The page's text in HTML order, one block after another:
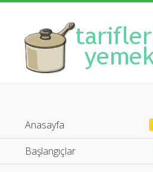
Anasayfa
Başlangıçlar